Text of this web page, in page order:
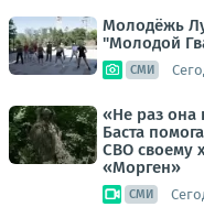
Молодёжь
"Молодой
СМИ
«Не раз она
Баста
СВО своему
«Морген»
СМИ